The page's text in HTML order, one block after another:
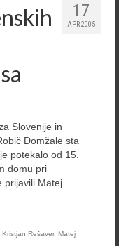
17
APR 2005
Slovenije in
Domžale sta
potekalo od 15.
domu pri
prijavili Matej …
Kristjan Rešaver, Matej